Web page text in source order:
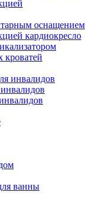
оснащением
кардиокресло
кроватей
инвалидов
ванны